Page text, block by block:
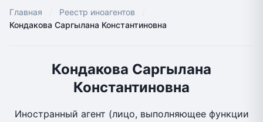
Главная
Реестр иноагентов
Кондакова Саргылана Константиновна
Кондакова Саргылана
Константиновна
Иностранный агент (лицо, выполняющее функции